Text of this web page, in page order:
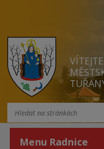
Menu Radnice